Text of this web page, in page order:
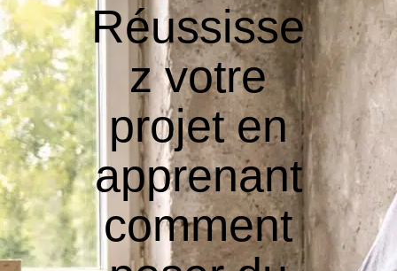
Réussisse
z votre
projet en
apprenant
comment